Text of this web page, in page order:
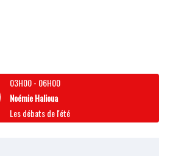
03H00- 06H00
Noémie Halioua
Les débats de l'été